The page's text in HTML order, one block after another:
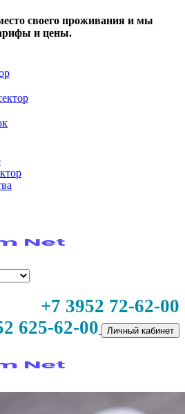
своего проживания и мы
и цены.
+7 3952 72-62-00
625-62-00
Личный кабинет